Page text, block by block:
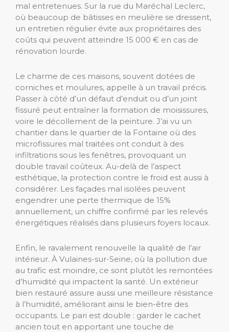
mal entretenues. Sur la rue du Maréchal Leclerc,
où beaucoup de bâtisses en meulière se dressent,
un entretien régulier évite aux propriétaires des
coûts qui peuvent atteindre 15 000 € en cas de
rénovation lourde.
Le charme de ces maisons, souvent dotées de
corniches et moulures, appelle à un travail précis.
Passer à côté d’un défaut d’enduit ou d’un joint
fissuré peut entraîner la formation de moisissures,
voire le décollement de la peinture. J’ai vu un
chantier dans le quartier de la Fontaine où des
microfissures mal traitées ont conduit à des
infiltrations sous les fenêtres, provoquant un
double travail coûteux. Au-delà de l’aspect
esthétique, la protection contre le froid est aussi à
considérer. Les façades mal isolées peuvent
engendrer une perte thermique de 15%
annuellement, un chiffre confirmé par les relevés
énergétiques réalisés dans plusieurs foyers locaux.
Enfin, le ravalement renouvelle la qualité de l’air
intérieur. À Vulaines-sur-Seine, où la pollution due
au trafic est moindre, ce sont plutôt les remontées
d’humidité qui impactent la santé. Un extérieur
bien restauré assure aussi une meilleure résistance
à l’humidité, améliorant ainsi le bien-être des
occupants. Le pari est double : garder le cachet
ancien tout en apportant une touche de